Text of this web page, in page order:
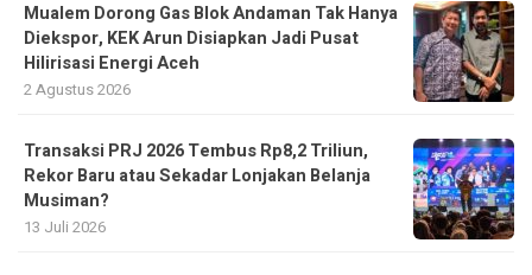
Mualem Dorong Gas Blok Andaman Tak Hanya
Diekspor, KEK Arun Disiapkan Jadi Pusat
Hilirisasi Energi Aceh
2 Agustus 2026
Transaksi PRJ 2026 Tembus Rp8,2 Triliun,
Rekor Baru atau Sekadar Lonjakan Belanja
Musiman?
13 Juli 2026